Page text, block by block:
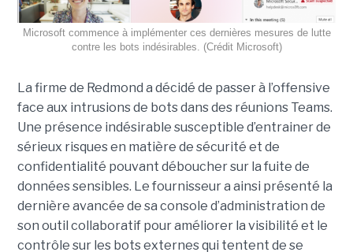
Microsoft commence à implémenter ces dernières mesures de lutte
contre les bots indésirables. (Crédit Microsoft)
La firme de Redmond a décidé de passer à l’offensive
face aux intrusions de bots dans des réunions Teams.
Une présence indésirable susceptible d’entrainer de
sérieux risques en matière de sécurité et de
confidentialité pouvant déboucher sur la fuite de
données sensibles. Le fournisseur a ainsi présenté la
dernière avancée de sa console d’administration de
son outil collaboratif pour améliorer la visibilité et le
contrôle sur les bots externes qui tentent de se